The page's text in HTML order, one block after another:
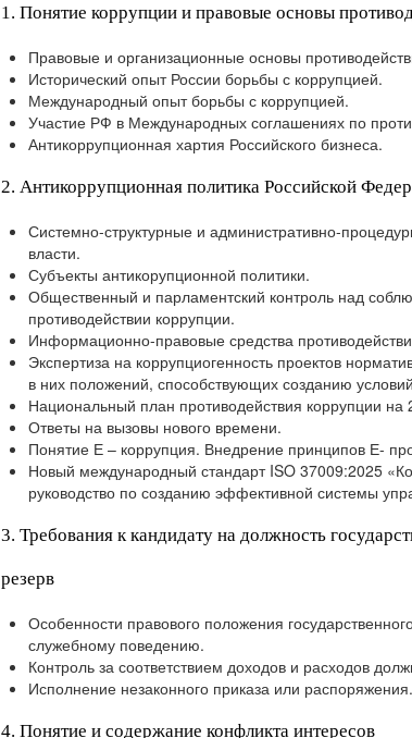
1. Понятие коррупции и правовые основы
Правовые и организационные основы
Исторический опыт России борьбы с коррупцией.
Международный опыт борьбы с коррупцией.
Участие РФ в Международных соглашениях по
Антикоррупционная хартия Российского бизнеса.
2. Антикоррупционная политика Российской
Системно-структурные и административно-
власти.
Субъекты антикорупционной политики.
Общественный и парламентский контроль над
противодействии коррупции.
Информационно-правовые средства
Экспертиза на коррупциогенность проектов
в них положений, способствующих созданию
Национальный план противодействия коррупции на
Ответы на вызовы нового времени.
Понятие Е – коррупция. Внедрение принципов Е-
Новый международный стандарт ISO 37009:2025
руководство по созданию эффективной системы
3. Требования к кандидату на должность
резерв
Особенности правового положения
служебному поведению.
Контроль за соответствием доходов и расходов
Исполнение незаконного приказа или распоряжения.
4. Понятие и содержание конфликта интересов